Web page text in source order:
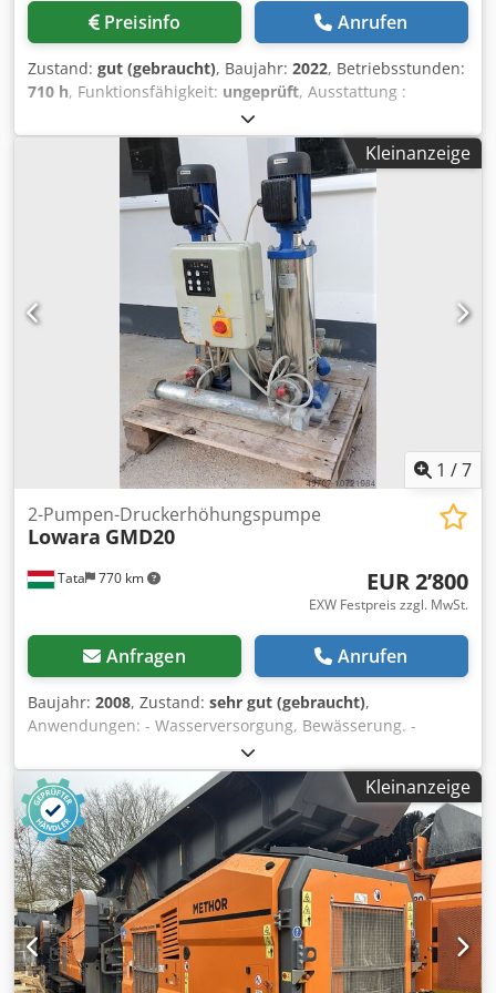
Heck der Maschine hydraulisch klappbarer
Feinzerkleinerungskorb Multimesh (Maschengröße
teiliger Heckklappe" Heckband: Bandlänge 7.500 mm,
Bandbreite 1.500 mm, Abwurfhöhe 5.200mm hydraulisch
klappbar und absenkbar von 39 grd bis 30 grd, inkl.
antimagnetischem Mittelteil Unterband: Bandlänge 3.800
mm, Bandbreite 1.400 mm Befeuchtungseinrichtung für
externen Wasseranschluss Kratzboden mit 71 Leisten
Verschleißschutz im Trommelbereich Verstärkungsbleche
am Einfülltrichte (aus verschleißfestem Stahl) beidseitig
für Seitenwand Funkfernsteuerung kpl. Feuerlöscher
Akustische Anlaufwarnung Doppstadt-Telematic-System
Lackierung: RAL 2011 tieforange Zusatzausstattung:
Dodpfx Acoxx Tigjnjck Hydraulischer Fahrantrieb
Kratzbodenkettenschmierung NEODYM Überbandmagnet
Rahmen für Überbandmagnet Zentralschmierung
Motorraumschutzplatte Lichtpaket: Motorraum und
Heckband Bewässerung Liefertermin erfolgt nach
Absprache Verfügbar ab 06/2026
Preisinfo Anrufen
Zustand: gut (gebraucht), Baujahr: 2022, Betriebsstunden:
710 h, Funktionsfähigkeit: ungeprüft, Ausstattung :
Grundpaket Methor Kette ohne Zerkleinerungssystem -
Kettenfahrwerk inkl. 2 Fahrgeschwindigkeiten -
Fahrwerkskette 400mm 3-Steg - Zusatzhydraulikanschluss
70 l/min - 24-V Elektrosteuerung - große
Funkfernsteuerung kpl. - wartungsfreundlicher Motorraum
mit LED-Leuchte - Klapptrichter mit Wegesensor und
Automatiksteuerung - hydraulisch reversierbares Lüfterrad
- akustische Anlaufwarnung Dcjdpfx Acovrz Rvsnek -
Lackierung: RAL 2011 tieforange Sonder Ausstattung :
Zerkleinerungssystem Size L (8 Zähne) Motor Cat C7.1, 205
kW Heckband 6,9 m Rahmen für Überbandmagnet
Überbandmagnet Bewässerung
Kleinanzeige
1 /7
Tata 770 km
2-Pumpen-Druckerhöhungspumpe
Lowara GMD20
EUR 2’800
EXW Festpreis zzgl. MwSt.
Anfragen Anrufen
Baujahr: 2008, Zustand: sehr gut (gebraucht),
Anwendungen: - Wasserversorgung, Bewässerung. -
Heizungs-, Lüftungs-und Klimaanlagen. - Druckgruppen,
Kühlung. - Wasserversorgung. Vorteile: - Einfach zu
installieren und zu warten. - Kompakte Lösung für Wohn-
und kleinere Gemeinschaftsnutzungen. - Bei Ausfall der
Elektropumpe ist die Wasserversorgung gewährleistet. -
Das Gerät wird direkt im Werk montiert, eingestellt und
getestet. - Flexibler Einsatz durch variable
Geschwindigkeit. Merkmale : - Maximale Durchflussmenge:
320 m³/h. Dedpfx Asmih Aascnjck - Förderhöhe: 160 m. -
Leistungsbereich: 2x0,25 kW. - Betriebsdruck: 10/16 bar. -
Umgebungstemperatur: 0°C - +40°C. -
Kleinanzeige